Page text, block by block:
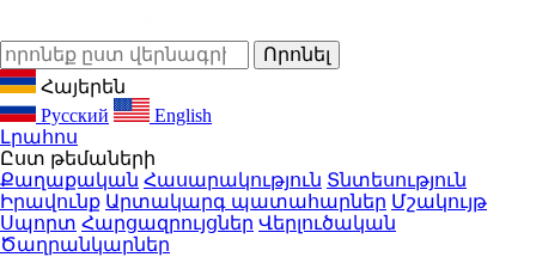
Հայերեն
Русский
English
Լրահոս
Ըստ թեմաների
Քաղաքական Հասարակություն Տնտեսություն
Իրավունք Արտակարգ պատահարներ Մշակույթ
Սպորտ Հարցազրույցներ Վերլուծական
Ծաղրանկարներ